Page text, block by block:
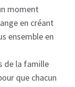
moment
en créant
ensemble en
de la famille
que chacun